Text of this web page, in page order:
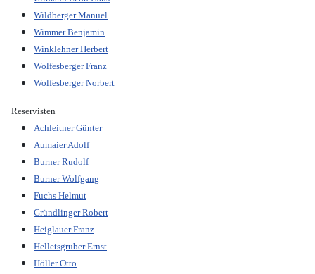
Wildberger Manuel
Wimmer Benjamin
Winklehner Herbert
Wolfesberger Franz
Wolfesberger Norbert
Reservisten
Achleitner Günter
Aumaier Adolf
Burner Rudolf
Burner Wolfgang
Fuchs Helmut
Gründlinger Robert
Heiglauer Franz
Helletsgruber Ernst
Höller Otto